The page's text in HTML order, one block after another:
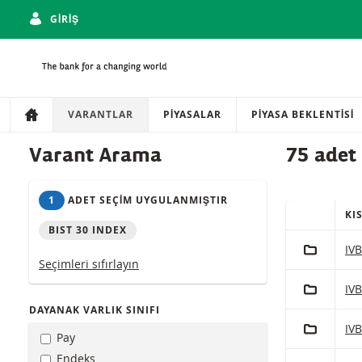
GIRIŞ
Gezinti
Sitede gezinti
VARANTLAR PIYASALAR PIYASA BEKLENTISI
Ürünler
Varant Arama
1 ADET SEÇIM UYGULANMIŞTIR
BIST 30 INDEX
Seçimleri sıfırlayın
DAYANAK VARLIK SINIFI
Pay
Endeks
75
HIZLI